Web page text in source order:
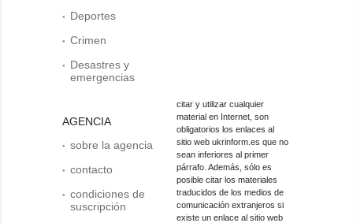
Deportes
Crimen
Desastres y
emergencias
AGENCIA
sobre la agencia
contacto
condiciones de
suscripción
citar y utilizar cualquier
material en Internet, son
obligatorios los enlaces al
sitio web ukrinform.es que no
sean inferiores al primer
párrafo. Además, sólo es
posible citar los materiales
traducidos de los medios de
comunicación extranjeros si
existe un enlace al sitio web